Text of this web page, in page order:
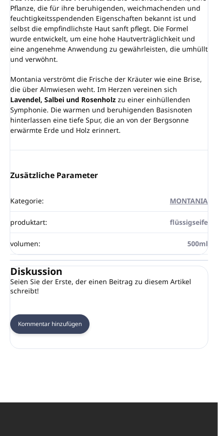
Pflanze, die für ihre beruhigenden, weichmachenden und
feuchtigkeitsspendenden Eigenschaften bekannt ist und
selbst die empfindlichste Haut sanft pflegt. Die Formel
wurde entwickelt, um eine hohe Hautverträglichkeit und
eine angenehme Anwendung zu gewährleisten, die umhüllt
und verwöhnt.
Montania verströmt die Frische der Kräuter wie eine Brise,
die über Almwiesen weht. Im Herzen vereinen sich
Lavendel, Salbei und Rosenholz zu einer einhüllenden
Symphonie. Die warmen und beruhigenden Basisnoten
hinterlassen eine tiefe Spur, die an von der Bergsonne
erwärmte Erde und Holz erinnert.
Zusätzliche Parameter
Kategorie: MONTANIA
produktart: flüssigseife
volumen: 500ml
Diskussion
Seien Sie der Erste, der einen Beitrag zu diesem Artikel
schreibt!
Kommentar hinzufügen
F